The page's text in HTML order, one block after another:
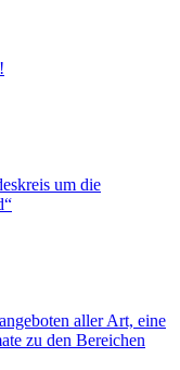
um die
aller Art, eine
zu den Bereichen